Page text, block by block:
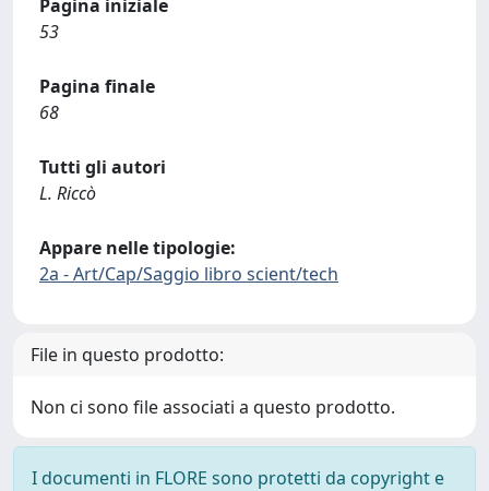
Pagina iniziale
53
Pagina finale
68
Tutti gli autori
L. Riccò
Appare nelle tipologie:
2a - Art/Cap/Saggio libro scient/tech
File in questo prodotto:
Non ci sono file associati a questo prodotto.
I documenti in FLORE sono protetti da copyright e